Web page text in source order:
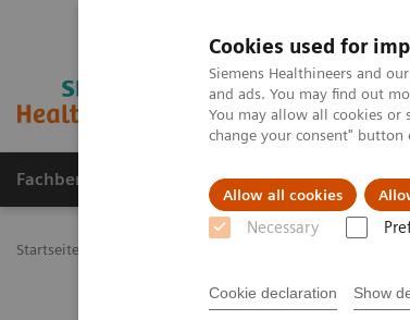
Cookies used for
Siemens Healthineers and
and ads. You may find out
You may allow all cookies or
change your consent" button
Allow all cookies
Necessary
Cookie declaration Show
Fachbereiche Healthcare
Startseite